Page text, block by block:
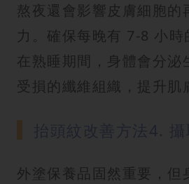
熬夜還會影響皮膚細胞的
力。確保每晚有 7-8 小時
在熟睡期間，身體會分泌
受損的纖維組織，提升肌
外塗保養品固然重要，但